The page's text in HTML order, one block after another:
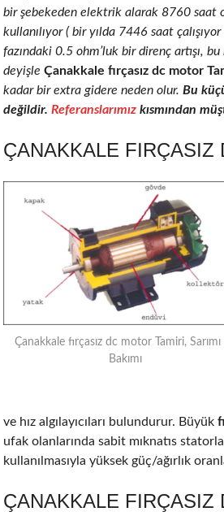
bir şebekeden elektrik alarak 8760 saat
kullanılıyor ( bir yılda 7446 saat
fazındaki 0.5 ohm’luk bir direnç artışı,
deyişle Çanakkale fırçasız dc motor
kadar bir extra gidere neden olur. Bu
değildir. Referanslarımız kısmından
ÇANAKKALE FIRÇASIZ
Çanakkale fırçasız dc motor Tamiri, Sarımı
Bakımı
ve hız algılayıcıları bulundurur. Büyük
ufak olanlarında sabit mıknatıs
kullanılmasıyla yüksek güç/ağırlık
ÇANAKKALE FIRÇASIZ